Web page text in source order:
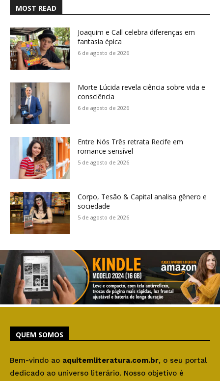
MOST READ
Joaquim e Call celebra diferenças em
fantasia épica
6 de agosto de 2026
Morte Lúcida revela ciência sobre vida e
consciência
6 de agosto de 2026
Entre Nós Três retrata Recife em
romance sensível
5 de agosto de 2026
Corpo, Tesão & Capital analisa gênero e
sociedade
5 de agosto de 2026
QUEM SOMOS
Bem-vindo ao aquitemliteratura.com.br, o seu portal
dedicado ao universo literário. Nosso objetivo é